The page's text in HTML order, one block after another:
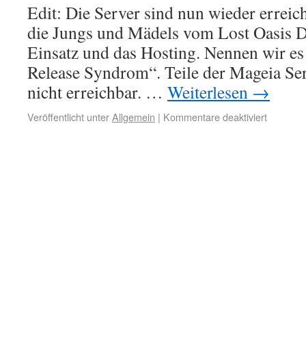
Edit: Die Server sind nun wieder
die Jungs und Mädels vom Lost Oasis
Einsatz und das Hosting. Nennen wir
Release Syndrom“. Teile der Mageia
nicht erreichbar. … Weiterlesen →
Veröffentlicht unterAllgemein | Kommentare deaktiviert